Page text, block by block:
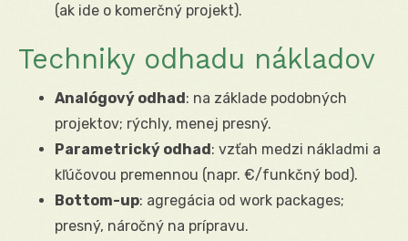
(ak ide o komerčný projekt).
Techniky odhadu nákladov
Analógový odhad: na základe podobných
projektov; rýchly, menej presný.
Parametrický odhad: vzťah medzi nákladmi a
kľúčovou premennou (napr. €/funkčný bod).
Bottom-up: agregácia od work packages;
presný, náročný na prípravu.